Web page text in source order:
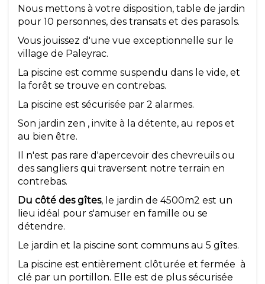
Nous mettons à votre disposition, table de jardin
pour 10 personnes, des transats et des parasols.
Vous jouissez d'une vue exceptionnelle sur le
village de Paleyrac.
La piscine est comme suspendu dans le vide, et
la forêt se trouve en contrebas.
La piscine est sécurisée par 2 alarmes.
Son jardin zen , invite à la détente, au repos et
au bien être.
Il n'est pas rare d'apercevoir des chevreuils ou
des sangliers qui traversent notre terrain en
contrebas.
Du côté des gîtes, le jardin de 4500m2 est un
lieu idéal pour s'amuser en famille ou se
détendre.
Le jardin et la piscine sont communs au 5 gîtes.
La piscine est entièrement clôturée et fermée à
clé par un portillon. Elle est de plus sécurisée